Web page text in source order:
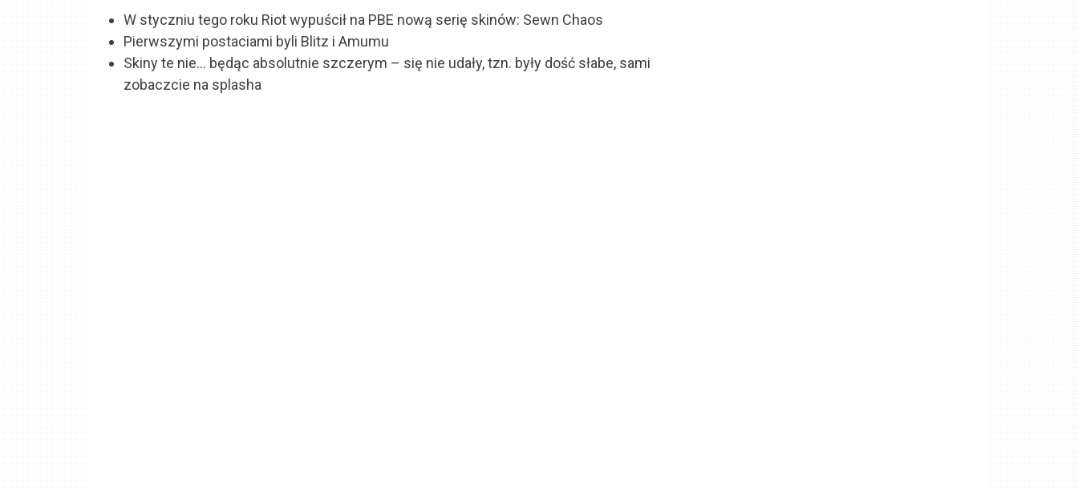
W styczniu tego roku Riot wypuścił na PBE nową serię skinów: Sewn Chaos
Pierwszymi postaciami byli Blitz i Amumu
Skiny te nie… będąc absolutnie szczerym – się nie udały, tzn. były dość słabe, sami
zobaczcie na splasha